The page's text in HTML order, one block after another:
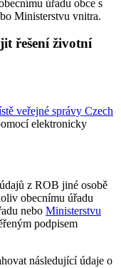
úřadu obce s
Ministerstvu vnitra.
řešení životní
veřejné správy Czech
elektronicky
z ROB jiné osobě
obecnímu úřadu
nebo Ministerstvu
podpisem
následující údaje o